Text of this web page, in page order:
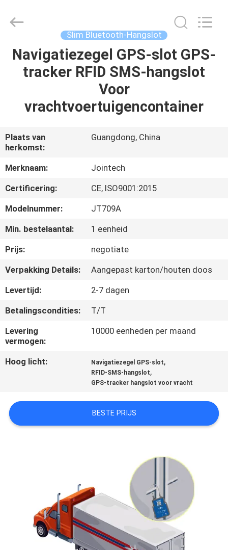
HUIS
SHOW
ONGEVEER
ONS
KWALITEITSCONTROLE
CONTACTEER
VERZOEK
OM EEN
CITAAT
SITEMAP
Technology
Reserved.
Slim Bluetooth-Hangslot
Navigatiezegel GPS-slot GPS-
tracker RFID SMS-hangslot
Voor
vrachtvoertuigencontainer
Plaats van
herkomst:
Guangdong, China
Merknaam:
Jointech
Certificering:
CE, ISO9001:2015
Modelnummer:
JT709A
Min. bestelaantal:
1 eenheid
Prijs:
negotiate
Verpakking Details:
Aangepast karton/houten doos
Levertijd:
2-7 dagen
Betalingscondities:
T/T
Levering
vermogen:
10000 eenheden per maand
Hoog licht: Navigatiezegel GPS-slot,
RFID-SMS-hangslot,
GPS-tracker hangslot voor vracht
BESTE PRIJS